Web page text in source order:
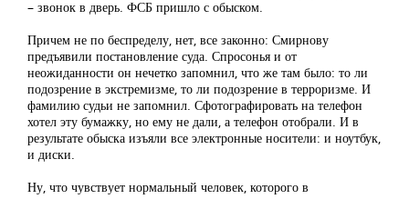
– звонок в дверь. ФСБ пришло с обыском.
Причем не по беспределу, нет, все законно: Смирнову
предъявили постановление суда. Спросонья и от
неожиданности он нечетко запомнил, что же там было: то ли
подозрение в экстремизме, то ли подозрение в терроризме. И
фамилию судьи не запомнил. Сфотографировать на телефон
хотел эту бумажку, но ему не дали, а телефон отобрали. И в
результате обыска изъяли все электронные носители: и ноутбук,
и диски.
Ну, что чувствует нормальный человек, которого в